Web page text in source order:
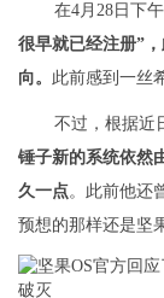
在4月28日下
很早就已经注册”
向。 此前感到一丝
不过，根据近
锤子新的系统依然
久一点。此前他还
预想的那样还是坚